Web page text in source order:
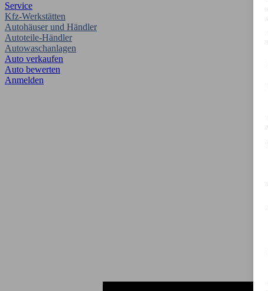
Service
Kfz-Werkstätten
Autohäuser und Händler
Autoteile-Händler
Autowaschanlagen
Auto verkaufen
Auto bewerten
Anmelden